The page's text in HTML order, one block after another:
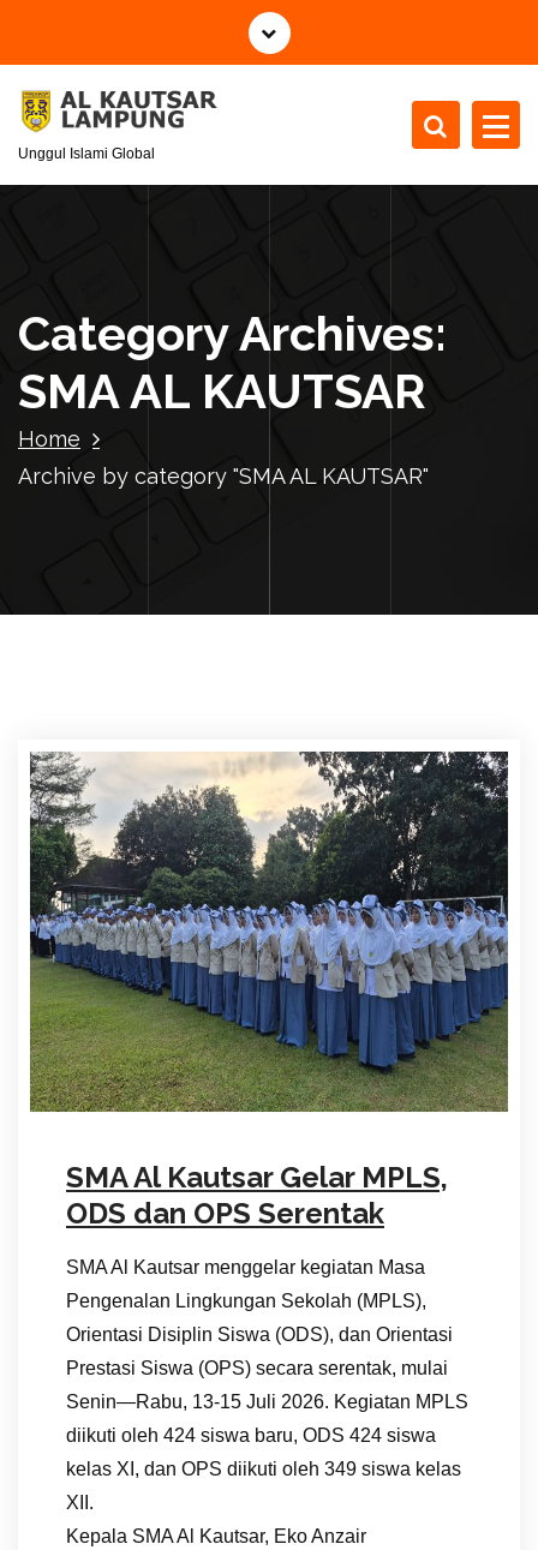
i
c
Unggul Islami Global
Category Archives:
SMA AL KAUTSAR
Home
Archive by category "SMA AL KAUTSAR"
SMA Al Kautsar Gelar MPLS,
ODS dan OPS Serentak
SMA Al Kautsar menggelar kegiatan Masa
Pengenalan Lingkungan Sekolah (MPLS),
Orientasi Disiplin Siswa (ODS), dan Orientasi
Prestasi Siswa (OPS) secara serentak, mulai
Senin—Rabu, 13-15 Juli 2026. Kegiatan MPLS
diikuti oleh 424 siswa baru, ODS 424 siswa
kelas XI, dan OPS diikuti oleh 349 siswa kelas
XII.
Kepala SMA Al Kautsar, Eko Anzair